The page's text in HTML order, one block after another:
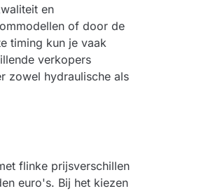
en
of door de
timing kun je vaak
verkopers
zowel hydraulische als
flinke prijsverschillen
euro's. Bij het kiezen